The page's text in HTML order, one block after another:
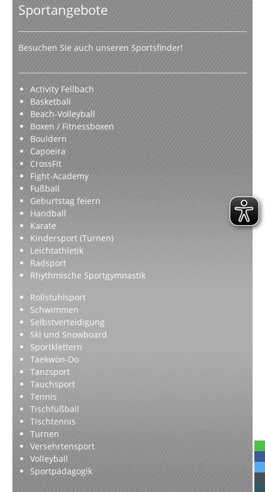
Sportangebote
Besuchen Sie auch unseren Sportsfinder!
Activity Fellbach
Basketball
Beach-Volleyball
Boxen / Fitnessboxen
Bouldern
Capoeira
CrossFit
Fight-Academy
Fußball
Geburtstag feiern
Handball
Karate
Kindersport (Turnen)
Leichtathletik
Radsport
Rhythmische Sportgymnastik
Rollstuhlsport
Schwimmen
Selbstverteidigung
Ski und Snowboard
Sportklettern
Taekwon-Do
Tanzsport
Tauchsport
Tennis
Tischfußball
Tischtennis
Turnen
Versehrtensport
Volleyball
Sportpädagogik